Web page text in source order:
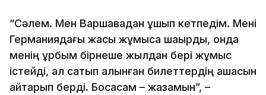
“Сәлем. Мен Варшавадан ұшып кетпедім. Мені
Германиядағы жақсы жұмысқа шақырды, онда
менің құрбым бірнеше жылдан бері жұмыс
істейді, ал сатып алынған билеттердің ақшасын
қайтарып берді. Босасам – жазамын”, –